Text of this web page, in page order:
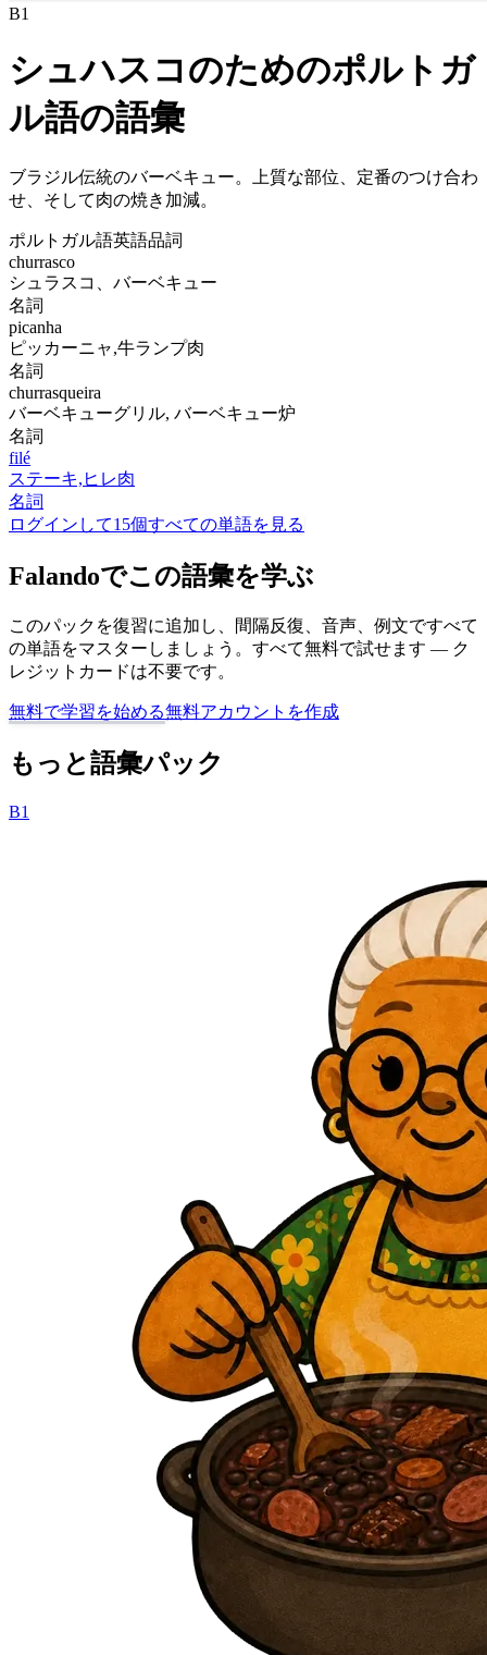
B1
シュハスコのためのポルトガ
ル語の語彙
ブラジル伝統のバーベキュー。上質な部位、定番のつけ合わ
せ、そして肉の焼き加減。
ポルトガル語英語品詞
churrasco
シュラスコ、バーベキュー
名詞
picanha
ピッカーニャ,牛ランプ肉
名詞
churrasqueira
バーベキューグリル, バーベキュー炉
名詞
filé
ステーキ,ヒレ肉
名詞
ログインして15個すべての単語を見る
Falandoでこの語彙を学ぶ
このパックを復習に追加し、間隔反復、音声、例文ですべて
の単語をマスターしましょう。すべて無料で試せます — ク
レジットカードは不要です。
無料で学習を始める無料アカウントを作成
もっと語彙パック
B1